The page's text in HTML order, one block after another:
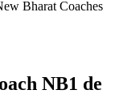
Bharat Coaches
NB1 de